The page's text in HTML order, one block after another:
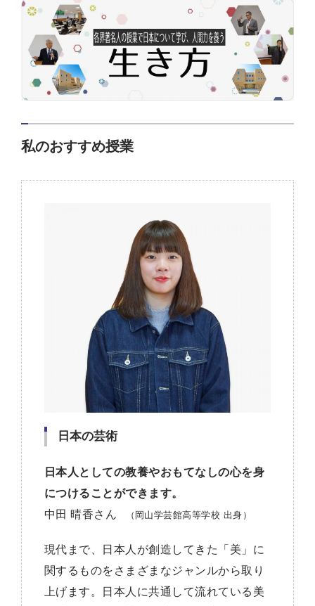
私のおすすめ授業
日本の芸術
日本人としての教養やおもてなしの心を身
につけることができます。
中田 晴香さん
（岡山学芸館高等学校 出身）
現代まで、日本人が創造してきた「美」に
関するものをさまざまなジャンルから取り
上げます。日本人に共通して流れている美